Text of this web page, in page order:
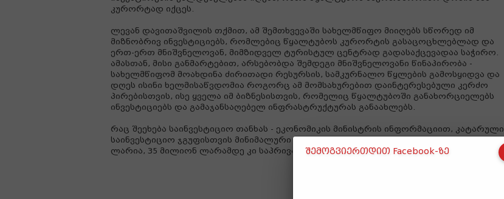
კურორტად იქცეს.
ლევან დავითაშვილის თქმით, ამ შემთხვევაში სახელმწიფო მიიღებს სწორედ იმ
მიზნობრივ ინვესტიციებს, რომლებიც წყალტუბოს კურორტის გასაცოცხლებლად და
ერთ-ერთ მნიშვნელოვან, მიმზიდველ ტურისტულ ცენტრად გადასაქცევადაა საჭირო.
ამასთან, მისი განმარტებით, არსებობდა შემდეგი მნიშვნელოვანი წინაპირობა -
სახელმწიფომ მოახდინა ძირითადი რესურსის, სამკურნალო წყლების გამოსყიდვა და
დღეს ისინი ხელმისაწვდომია როგორც ამ მომსახურებით დაინტერესებული კერძო
პირებისთვის, ისე ყველა იმ ბიზნესისთვის, რომელიც წყალტუბოში განახორციელებს
ინვესტიციებს და გამაჯანსაღებელ ინფრასტრუქტურას განაახლებს.
რაც შეეხება საინვესტიციო თანხას - ეკონომიკის მინისტრის ინფორმაციით, კატარული
საინვესტიციო ჯგუფისთვის მინიმალური საპრივატიზაციო თანხა დაახლოებით 12 მლნ
ლარია, 35 მილიონ ლარამდე კი საპრივატიზაციო ვალდებულებები.
შემოგვიერთდით Facebook-ზე